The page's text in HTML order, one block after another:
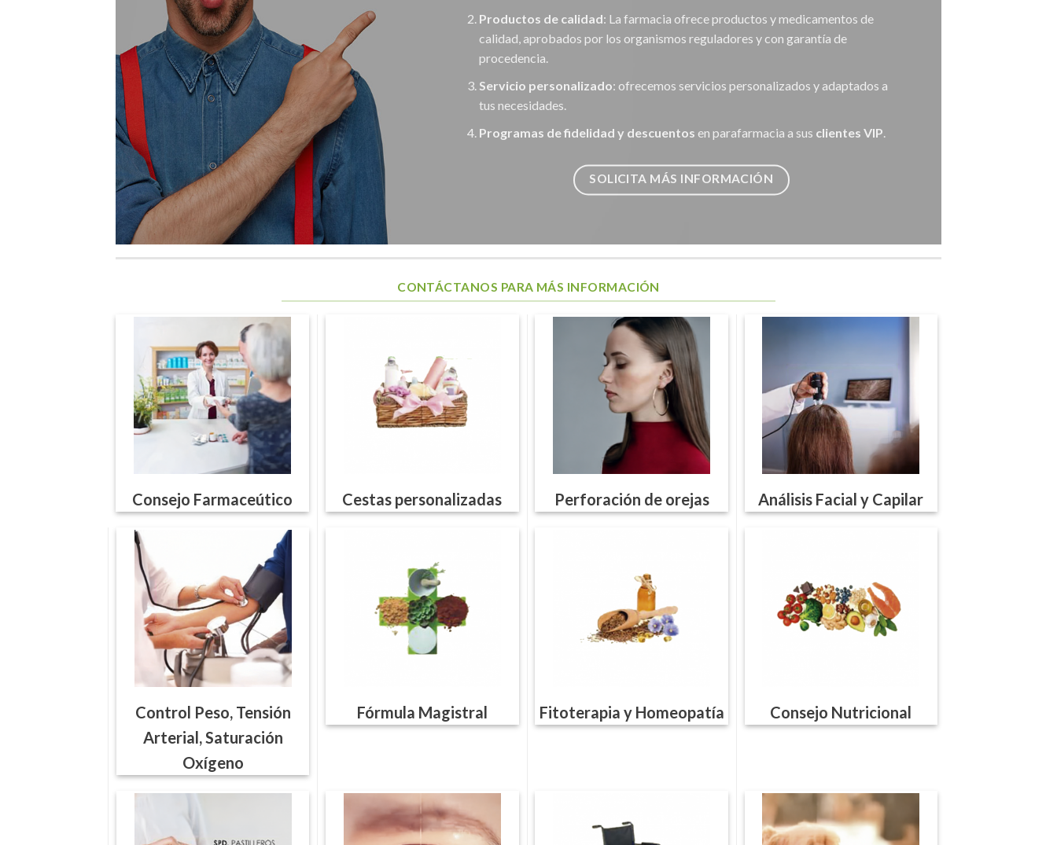
Productos de calidad: La farmacia ofrece productos y medicamentos de
calidad, aprobados por los organismos reguladores y con garantía de
procedencia.
Servicio personalizado: ofrecemos servicios personalizados y adaptados a
tus necesidades.
Programas de fidelidad y descuentos en parafarmacia a sus clientes VIP.
SOLICITA MÁS INFORMACIÓN
CONTÁCTANOS PARA MÁS INFORMACIÓN
Consejo Farmaceútico Cestas personalizadas Perforación de orejas Análisis Facial y Capilar
Control Peso, Tensión
Arterial, Saturación
Oxígeno
Fórmula Magistral Fitoterapia y Homeopatía Consejo Nutricional